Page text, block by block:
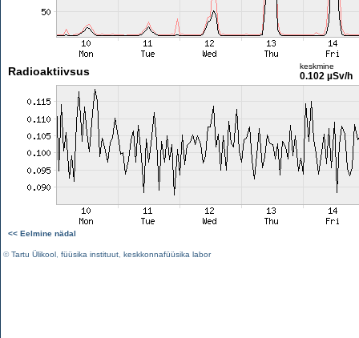
Radioaktiivsus keskmine
0.102 µSv/h
<< Eelmine nädal
©Tartu Ülikool füüsika instituut keskkonnafüüsika labor